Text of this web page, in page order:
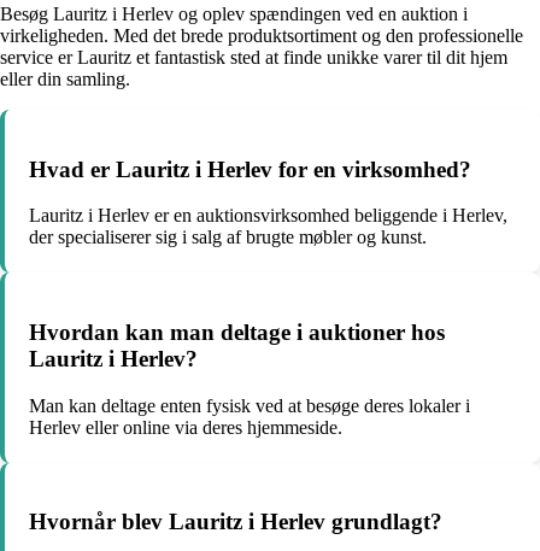
Besøg Lauritz i Herlev og oplev spændingen ved en auktion i
virkeligheden. Med det brede produktsortiment og den professionelle
service er Lauritz et fantastisk sted at finde unikke varer til dit hjem
eller din samling.
Hvad er Lauritz i Herlev for en virksomhed?
Lauritz i Herlev er en auktionsvirksomhed beliggende i Herlev,
der specialiserer sig i salg af brugte møbler og kunst.
Hvordan kan man deltage i auktioner hos
Lauritz i Herlev?
Man kan deltage enten fysisk ved at besøge deres lokaler i
Herlev eller online via deres hjemmeside.
Hvornår blev Lauritz i Herlev grundlagt?